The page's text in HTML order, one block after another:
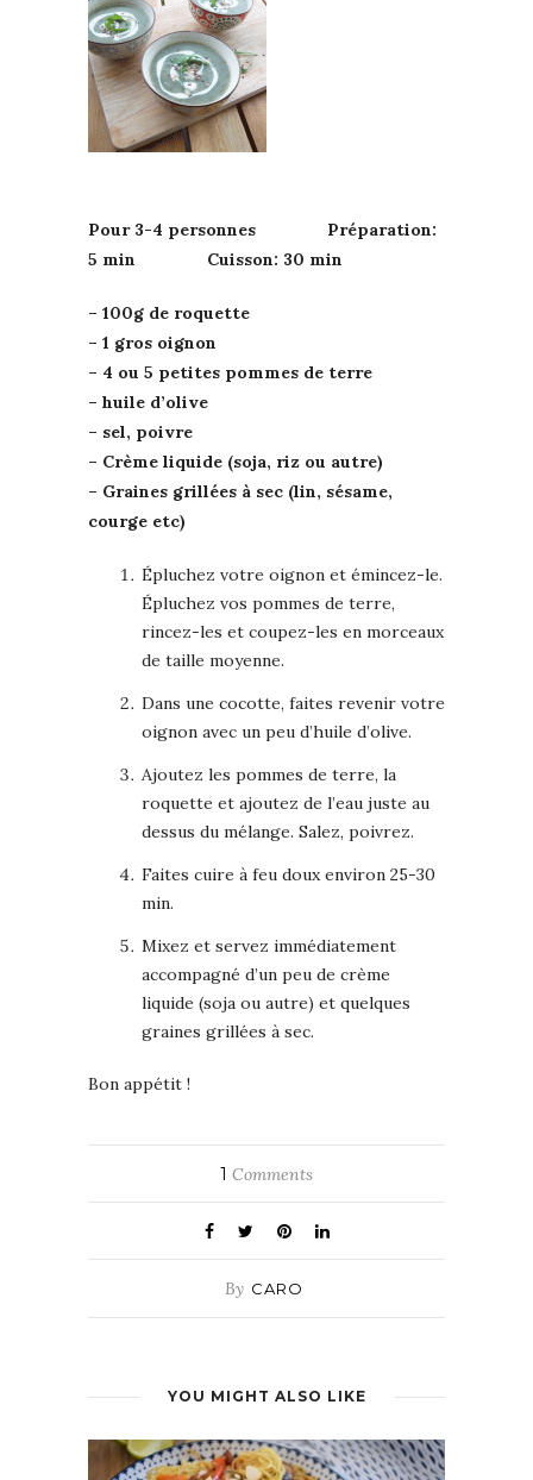
Pour 3-4 personnes Préparation:
5 min Cuisson: 30 min
– 100g de roquette
– 1 gros oignon
– 4 ou 5 petites pommes de terre
– huile d’olive
– sel, poivre
– Crème liquide (soja, riz ou autre)
– Graines grillées à sec (lin, sésame,
courge etc)
Épluchez votre oignon et émincez-le.
Épluchez vos pommes de terre,
rincez-les et coupez-les en morceaux
de taille moyenne.
Dans une cocotte, faites revenir votre
oignon avec un peu d’huile d’olive.
Ajoutez les pommes de terre, la
roquette et ajoutez de l’eau juste au
dessus du mélange. Salez, poivrez.
Faites cuire à feu doux environ 25-30
min.
Mixez et servez immédiatement
accompagné d’un peu de crème
liquide (soja ou autre) et quelques
graines grillées à sec.
Bon appétit !
1 Comments
By CARO
YOU MIGHT ALSO LIKE